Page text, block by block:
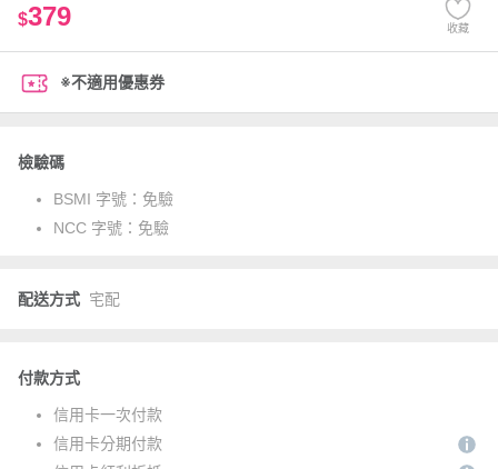
$379 收藏
※不適用優惠券
檢驗碼
BSMI 字號： 免驗
NCC 字號： 免驗
配送方式 宅配
付款方式
信用卡一次付款
信用卡分期付款